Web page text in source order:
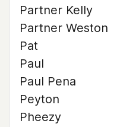
Partner Kelly
Partner Weston
Pat
Paul
Paul Pena
Peyton
Pheezy